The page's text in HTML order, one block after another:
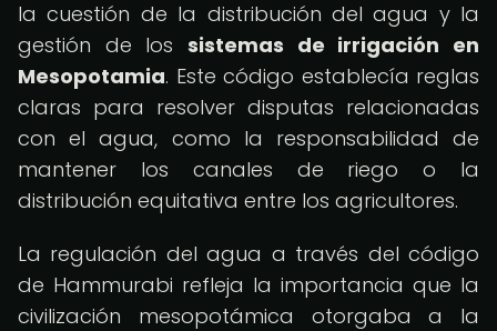
la cuestión de la distribución del agua y la
gestión de los sistemas de irrigación en
Mesopotamia. Este código establecía reglas
claras para resolver disputas relacionadas
con el agua, como la responsabilidad de
mantener los canales de riego o la
distribución equitativa entre los agricultores.
La regulación del agua a través del código
de Hammurabi refleja la importancia que la
civilización mesopotámica otorgaba a la